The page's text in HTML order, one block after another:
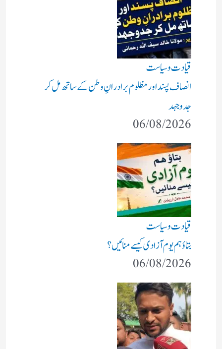
قیادت وسیاست
انصاف پسند اور مظلوم برادرانِ وطن کے ساتھ مل کر
جدوجہد
06/08/2026
قیادت وسیاست
بتاؤ ہم یوم آزادی کیسے منائیں؟
06/08/2026